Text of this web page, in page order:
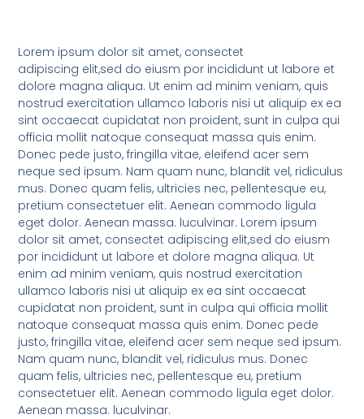
Lorem ipsum dolor sit amet, consectet
adipiscing elit,sed do eiusm por incididunt ut labore et
dolore magna aliqua. Ut enim ad minim veniam, quis
nostrud exercitation ullamco laboris nisi ut aliquip ex ea
sint occaecat cupidatat non proident, sunt in culpa qui
officia mollit natoque consequat massa quis enim.
Donec pede justo, fringilla vitae, eleifend acer sem
neque sed ipsum. Nam quam nunc, blandit vel, ridiculus
mus. Donec quam felis, ultricies nec, pellentesque eu,
pretium consectetuer elit. Aenean commodo ligula
eget dolor. Aenean massa. luculvinar. Lorem ipsum
dolor sit amet, consectet adipiscing elit,sed do eiusm
por incididunt ut labore et dolore magna aliqua. Ut
enim ad minim veniam, quis nostrud exercitation
ullamco laboris nisi ut aliquip ex ea sint occaecat
cupidatat non proident, sunt in culpa qui officia mollit
natoque consequat massa quis enim. Donec pede
justo, fringilla vitae, eleifend acer sem neque sed ipsum.
Nam quam nunc, blandit vel, ridiculus mus. Donec
quam felis, ultricies nec, pellentesque eu, pretium
consectetuer elit. Aenean commodo ligula eget dolor.
Aenean massa. luculvinar.